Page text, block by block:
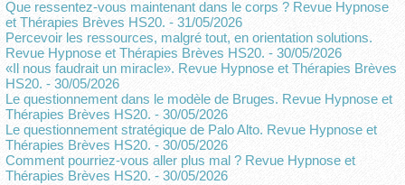
Que ressentez-vous maintenant dans le corps ? Revue Hypnose
et Thérapies Brèves HS20. - 31/05/2026
Percevoir les ressources, malgré tout, en orientation solutions.
Revue Hypnose et Thérapies Brèves HS20. - 30/05/2026
«Il nous faudrait un miracle». Revue Hypnose et Thérapies Brèves
HS20. - 30/05/2026
Le questionnement dans le modèle de Bruges. Revue Hypnose et
Thérapies Brèves HS20. - 30/05/2026
Le questionnement stratégique de Palo Alto. Revue Hypnose et
Thérapies Brèves HS20. - 30/05/2026
Comment pourriez-vous aller plus mal ? Revue Hypnose et
Thérapies Brèves HS20. - 30/05/2026